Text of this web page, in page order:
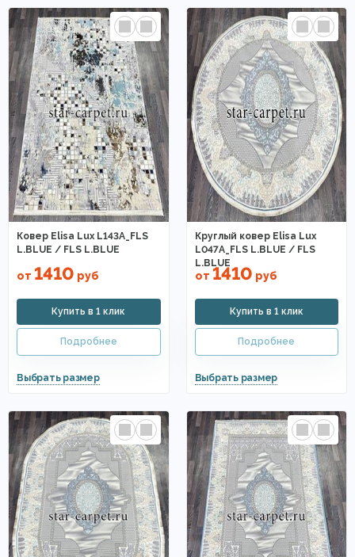
Ковер Elisa Lux L143A_FLS
L.BLUE / FLS L.BLUE
от 1410 руб
Круглый ковер Elisa Lux
L047A_FLS L.BLUE / FLS
L.BLUE
от 1410 руб